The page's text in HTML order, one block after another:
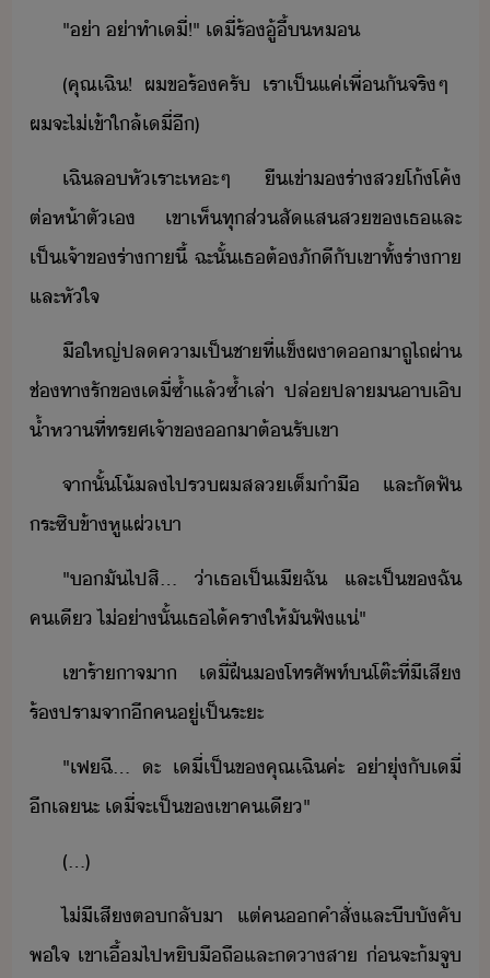
"​่า​ ​่า​ทำ​เี​่​!​"​ ​เี​่​ร้​ู้ี้​​ห
(​คุณ​เฉิ​!​ ​ผ​ขร้​ครั​ ​เรา​เป็​แค่​เพื่​ั​จริๆ​ ​
ผ​จะ​ไ่​เข้าใล้​เี​่​ี​)​
เฉิ​ล​หัเราะ​เหะ​ๆ​ ​ื​เข่า​​ร่า​ส​โ้โค้​
ต่ห้า​ตัเ​ ​เขา​เห็​ทุ​ส่สั​แส​ส​ข​เธ​และ​
เป็เจ้าข​ร่าา​ี้​ ​ฉะั้​เธ​ต้​ภัี​ั​เขา​ทั้​ร่าา​
และ​หัใจ
ื​ใหญ่​ปล​คาเป็ชา​ที่​แข็​ผา​า​ถูไถ​ผ่า​
ช่ทา​รั​ข​เี​่​ซ้ำแล้ซ้ำเล่า​ ​ปล่​ปลา​​าเิ​
้ำหา​ที่​ทรศ​เจ้าข​า​ต้รั​เขา​
จาั้​โ้​ล​ไปร​ผ​สล​เต็​ำื​ ​และ​ัฟั​
ระซิ​ข้า​หู​แผ่เา
"​​ั​ไป​สิ​...​ ​่า​เธ​เป็​เี​ฉั​ ​และ​เป็​ข​ฉั​
คเี​ ​ไ่่าั้​เธ​ไ้​ครา​ให้​ั​ฟั​แ่​"
เขา​ร้าาจ​า​ ​เี​่​ฝื​​โทรศัพท์​​โต๊ะ​ที่​ีเสี​
ร้​ปรา​จา​ี​ค​ู่​เป็ระะ​
"​เฟ​ฉี​...​ ​ะ​ ​เี​่​เป็​ข​คุณ​เฉิ​ค่ะ​ ​่า​ุ่​ั​เี​่​
ี​เล​ะ​ ​เี​่​จะ​เป็​ข​เขา​คเี​"
(​...)
ไ่ี​เสี​ตลั​า​ ​แต่​ค​คำสั่​และ​ีัคั​
พใจ​ ​เขา​เื้​ไป​หิ​ืถื​และ​​าสา​ ​่​จะ​้​จู​